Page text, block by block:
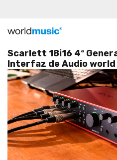
Scarlett 18i16 4ª
Interfaz de Audio